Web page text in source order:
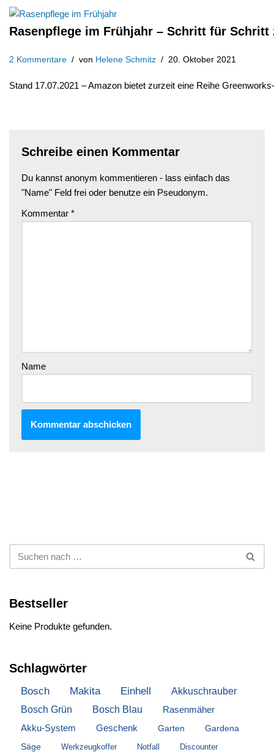
Rasenpflege im Frühjahr – Schritt für Schritt
2 Kommentare von Helene Schmitz 20. Oktober 2021
Stand 17.07.2021 – Amazon bietet zurzeit eine Reihe
Schreibe einen Kommentar
Du kannst anonym kommentieren - lass einfach das
"Name" Feld frei oder benutze ein Pseudonym.
Kommentar *
Name
Bestseller
Keine Produkte gefunden.
Schlagwörter
Bosch Makita Einhell Akkuschrauber
Bosch Grün Bosch Blau Rasenmäher
Akku-System Geschenk Garten Gardena
Säge Werkzeugkoffer Notfall Discounter